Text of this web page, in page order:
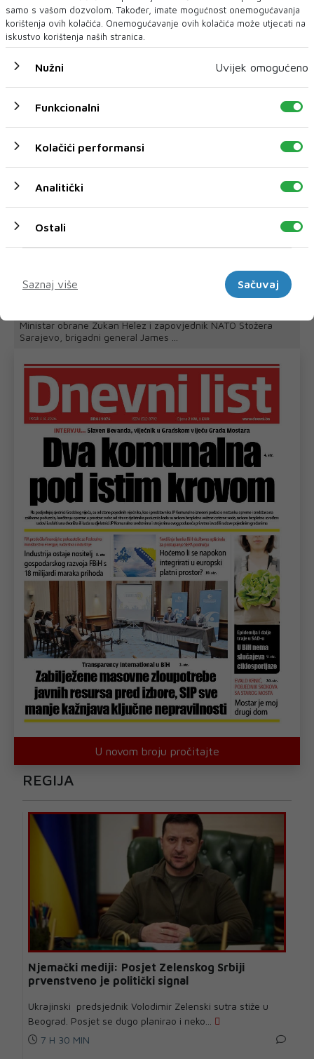
NAJNOVIJE
HELEZ I FOWLER OBIŠLI TVRTKE NAMJENSKE
INDUSTRIJE U BIH
Potvrđena visoka kvaliteta proizvoda koji su
Ministar obrane Zukan Helez i zapovjednik NATO Stožera
Sarajevo, brigadni general James ...
U novom broju pročitajte
REGIJA
Njemački mediji: Posjet Zelenskog Srbiji
prvenstveno je politički signal
Ukrajinski predsjednik Volodimir Zelenski sutra stiže u
Beograd. Posjet se dugo planirao i neko...
7 H 30 MIN
samo s vašom dozvolom. Također, imate mogućnost onemogućavanja
korištenja ovih kolačića. Onemogućavanje ovih kolačića može utjecati na
iskustvo korištenja naših stranica.
Nužni Uvijek omogućeno
Funkcionalni
Kolačići performansi
Analitički
Ostali
Saznaj više
Sačuvaj